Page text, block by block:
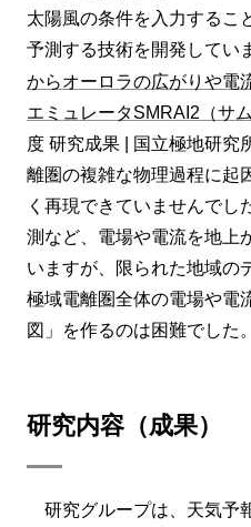
太陽風の条件を入力するこ
予測する技術を開発してい
からオーロラの広がりや電
エミュレータSMRAI2（サ
度 研究成果 | 国立極地研究
離圏の複雑な物理過程に起
く再現できていませんでし
測など、電場や電流を地上
いますが、限られた地域の
極域電離圏全体の電場や電
図」を作るのは困難でした。
研究内容（成果）
研究グループは、天気予